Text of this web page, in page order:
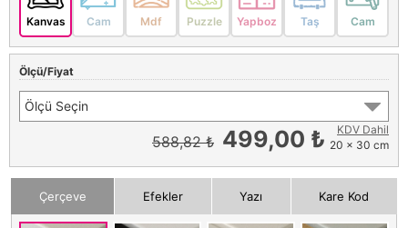
Kanvas Cam Mdf Puzzle Yapboz Taş Cam
Ölçü/Fiyat
Ölçü Seçin
588,82 ₺ 499,00 ₺
KDV Dahil
20 x 30 cm
Çerçeve Efekler Yazı Kare Kod